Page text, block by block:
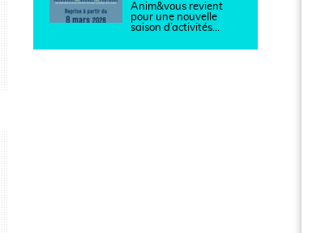
Anim&vous revient
pour une nouvelle
saison d’activités…